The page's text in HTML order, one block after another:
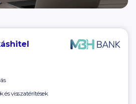
és visszatérítések